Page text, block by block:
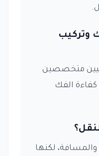
وتركيب
متخصصين
الفك
لكنها